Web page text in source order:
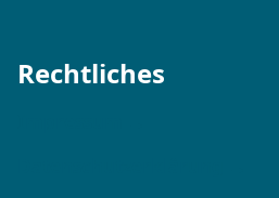
Rechtliches